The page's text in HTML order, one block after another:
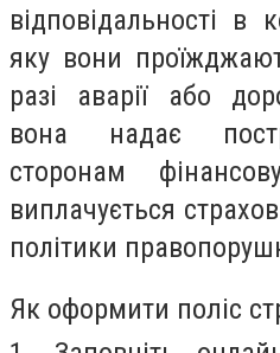
відповідальності в
яку вони
разі аварії або
вона надає
сторонам
виплачується
політики
Як оформити поліс